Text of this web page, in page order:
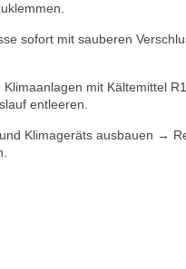
sofort mit sauberen
mit Kältemittel
entleeren.
Klimageräts ausbauen →